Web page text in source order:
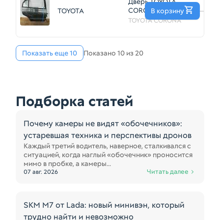
TOYOTA
CORONA AT190
Зад Прав
72355722
TOYOTA CORONA
—
В корзину
Показать еще 10 Показано 10 из 20
Подборка статей
Почему камеры не видят «обочечников»:
устаревшая техника и перспективы дронов
Каждый третий водитель, наверное, сталкивался с
ситуацией, когда наглый «обочечник» проносится
мимо в пробке, а камеры...
07 авг. 2026 Читать далее
SKM M7 от Lada: новый минивэн, который
трудно найти и невозможно